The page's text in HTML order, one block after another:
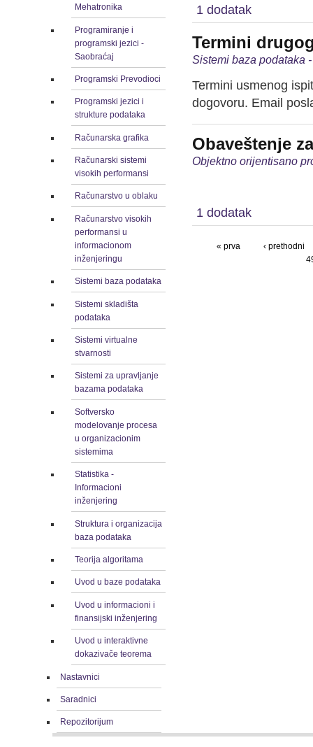
Mehatronika
Programiranje i
programski jezici -
Saobraćaj
Programski Prevodioci
Programski jezici i
strukture podataka
Računarska grafika
Računarski sistemi
visokih performansi
Računarstvo u oblaku
Računarstvo visokih
performansi u
informacionom
inženjeringu
Sistemi baza podataka
Sistemi skladišta
podataka
Sistemi virtualne
stvarnosti
Sistemi za upravljanje
bazama podataka
Softversko
modelovanje procesa
u organizacionim
sistemima
Statistika -
Informacioni
inženjering
Struktura i organizacija
baza podataka
Teorija algoritama
Uvod u baze podataka
Uvod u informacioni i
finansijski inženjering
Uvod u interaktivne
dokazivače teorema
Nastavnici
Saradnici
Repozitorijum
1 dodatak
Termini
Sistemi baza podataka
Termini usmenog
dogovoru. Email
Obaveštenje
Objektno orijentisano
1 dodatak
« prva
‹ prethodni